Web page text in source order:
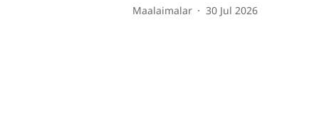
Maalaimalar 30 Jul 2026